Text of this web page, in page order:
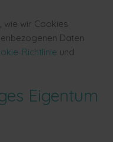
wie wir Cookies
Daten
Richtlinie und
Eigentum